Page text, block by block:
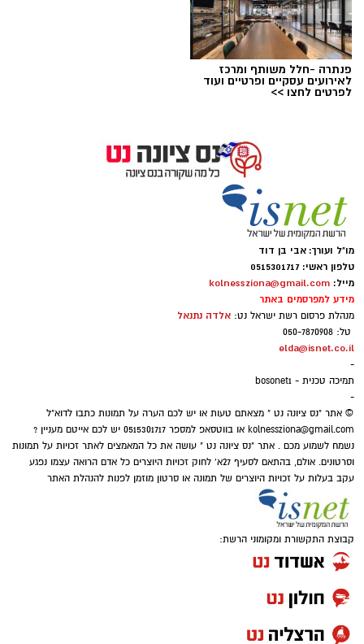
שיאים חדשים לסטודיו נדיר: הרקדניות הנס ציוניות
כבשו את הבמות המרכזיות בפסטיבלי כרמיאל
ואשדודאנס
לאחר שסיכמו עונה עמוסה במופעי סוף השנה,
נבחרת להקות הייצוג של ׳סטודיו נדיר׳ מנס ציונה
המשיכה בגל ההצלחות והופיעה בארבעה מופעי
ענק במסגרת פסטיבלי המחול המובילים בישראל,
לצד שורת אמנים מהשורה הראשונה.
ופסטיבל אשדודאנס, שם עלו לבמות המרכזיות
וביצעו כוריאוגרפיות חדשות וייחודיות שנכתבו
במיוחד עבור המופעים הללו.
הביצועים על הבמה חיברו בין כוריאוגרפיה
מקורית לבין שיתופי פעולה עם אמנים מובילים.
במהלך המופעים חלקו הרקדניות את הבמה עם
נעם בתןבביצוע מיוחד לשיר "את מישל", ובהמשך
הופיעו לצדם של
אחד מהמופעים הללו עמדו רקדניות הסטודיו
במרכז הבמה לצד האמנים, ללא מלווים נוספים.
פנתרה -חלל משותף ומרכז
לאירועים עסקיים ופרטיים ועוד
לפרטים לחצו >>
מו"ל ועורך: אבי בן דוד
טלפון ראשי: 0515301717
מייל: kolnessziona@gmail.com
מידע למפרסמים באתר
מנהלת פרסום רשת ישראל נט: אלדה נתנאל
טל: 050-7870908
elda@isnet.co.il
-
תמיכה טכנית - bosonet1
-
© אתר "נס ציונה נט " מצאתם טעות או יש לכם הערה על תמונות כתבו לדוא"ל
kolnessziona@gmail.com
או בווטסאפ למספר 0515301717 יש לכם אייטם מעניין ?
נשמח לשמוע מכם . אתר "נס ציונה נט " עושה את כל המאמצים לאתר זכויות על תמונות
וסרטונים. אולם, בהתאם לסעיף 27א' לחוק זכויות היוצרים כל אדם הרואה עצמו נפגע
עקב בעלות על זכויות היוצרים של תמונה או סרטון מוזמן לפנות להנהלת האתר
קבוצת התקשורת ומקומוני הרשת: